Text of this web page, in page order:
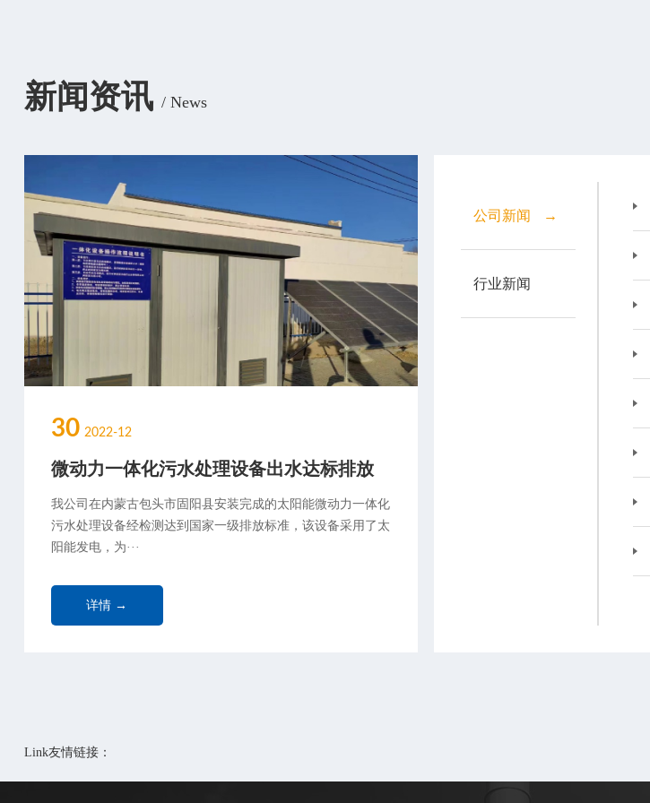
新闻资讯 / News
30 2022-12
微动力一体化污水处理设备出水达标排放
我公司在内蒙古包头市固阳县安装完成的太阳能微动力一体化
污水处理设备经检测达到国家一级排放标准，该设备采用了太
阳能发电，为···
详情 →
公司新闻 →
行业新闻
Link友情链接：